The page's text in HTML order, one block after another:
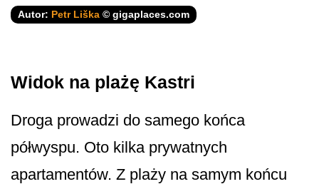
Autor: Petr Liška © gigaplaces.com
Widok na plażę Kastri
Droga prowadzi do samego końca
półwyspu. Oto kilka prywatnych
apartamentów. Z plaży na samym końcu